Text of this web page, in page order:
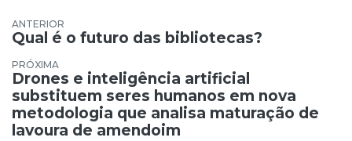
Navegação de Post
Qual é o futuro das bibliotecas?
Drones e inteligência artificial
substituem seres humanos em nova
metodologia que analisa maturação de
lavoura de amendoim